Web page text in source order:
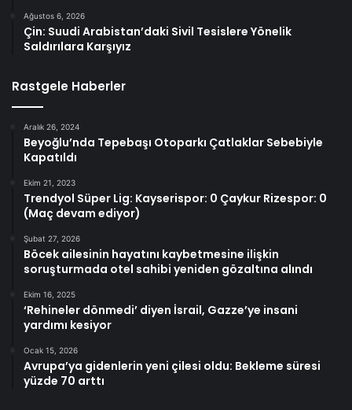
Ağustos 6, 2026
Çin: Suudi Arabistan’daki Sivil Tesislere Yönelik
Saldırılara Karşıyız
Rastgele Haberler
Aralık 26, 2024
Beyoğlu’nda Tepebaşı Otoparkı Çatlaklar Sebebiyle
Kapatıldı
Ekim 21, 2023
Trendyol Süper Lig: Kayserispor: 0 Çaykur Rizespor: 0
(Maç devam ediyor)
Şubat 27, 2026
Böcek ailesinin hayatını kaybetmesine ilişkin
soruşturmada otel sahibi yeniden gözaltına alındı
Ekim 16, 2025
‘Rehineler dönmedi’ diyen İsrail, Gazze’ye insani
yardımı kesiyor
Ocak 15, 2026
Avrupa’ya gidenlerin yeni çilesi oldu: Bekleme süresi
yüzde 70 arttı